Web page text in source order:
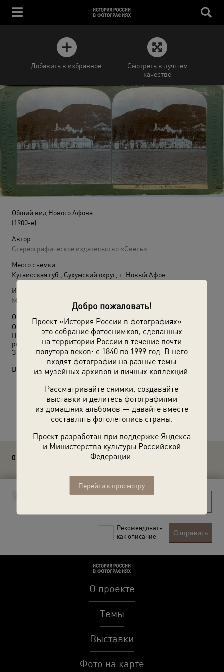
Добро пожаловать!
Проект «История России в фотографиях» —
это собрание фотоснимков, сделанных
на территории России в течение почти
полутора веков: с 1840 по 1999 год. В него
входят фотографии на разные темы
из музейных архивов и личных коллекций.
Рассматривайте снимки, создавайте
выставки и делитесь фотографиями
из домашних альбомов — давайте вместе
составлять фотолетопись страны.
Проект разработан при поддержке Яндекса
и Министерства культуры Российской
Федерации.
Перейти к просмотру
Добавить в избранное
Смотреть в лучшем
качестве
Общий вид Нового Афона
(1900-е)
Автор:
Стереографическое издательство «Светъ»
Место съемки:
Кутаисская губ., Сухумский округ, г. Новый Афон
Источники:
МАММ / МДФ
О фотографии:
Основан в 1875 году монахами русского монастыря Святого
Пантелеимона со Старого Афона (Греция) при участии
российского императора Александра III.
Закрыт в 1924 году, возвращен верующим в 1994 году.
Выставка «Новый Афон»с этим снимком.
Расскажите друзьям об этом фото
0 комментариев
Рекомендовать
как описание
Отправить
О проекте
Темы
Выставки
Фото на карте